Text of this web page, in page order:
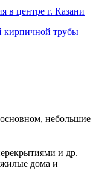
в центре г. Казани
кирпичной трубы
небольшие
и др.
дома и